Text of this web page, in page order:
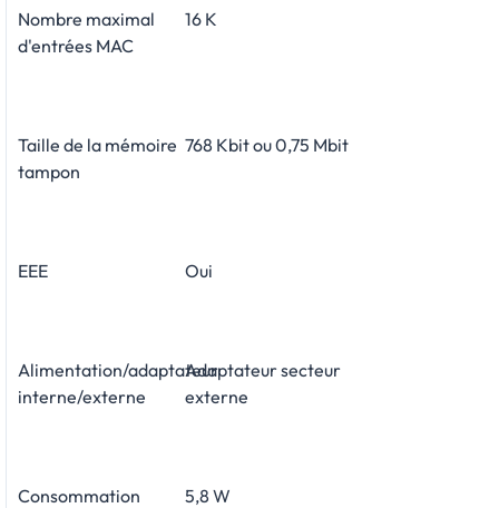
Nombre maximal
d'entrées MAC
16 K
Taille de la mémoire
tampon
768 Kbit ou 0,75 Mbit
EEE Oui
Alimentation/adaptateur
interne/externe
Adaptateur secteur
externe
Consommation
5,8 W